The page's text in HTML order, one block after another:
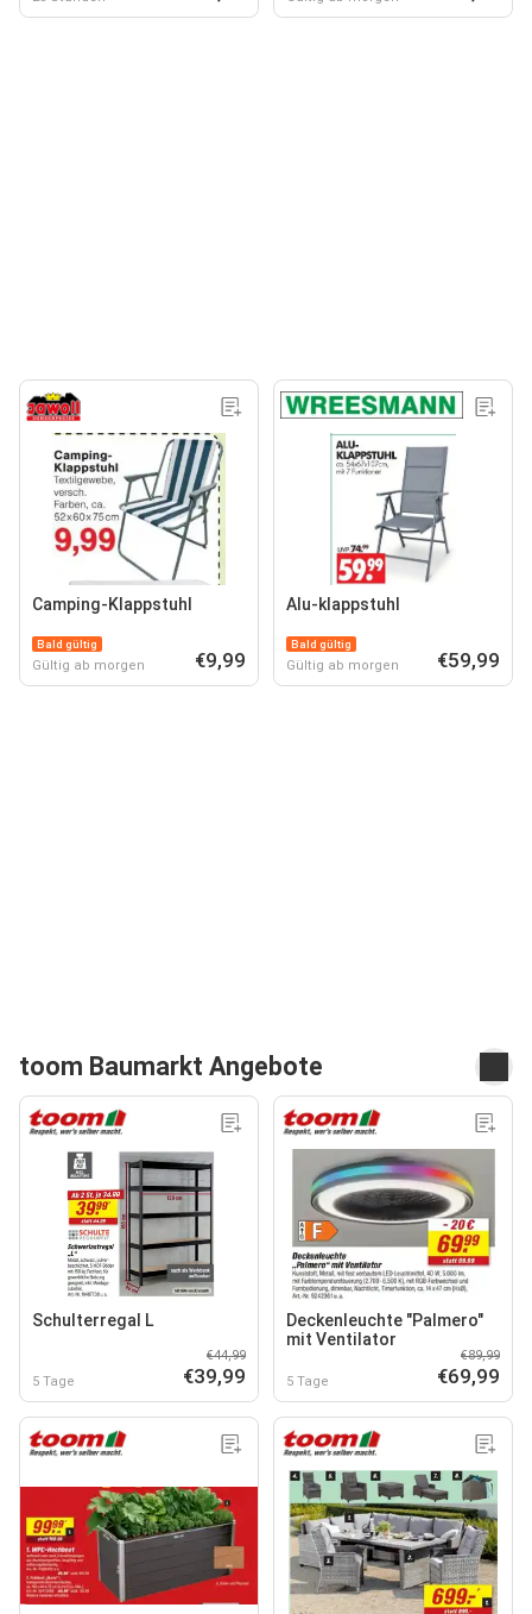
Camping-Klappstuhl
Bald gültig
Gültig ab morgen €9,99
Alu-klappstuhl
Bald gültig
Gültig ab morgen €59,99
toom Baumarkt Angebote
Schulterregal L
5 Tage
€44,99
€39,99
Deckenleuchte "Palmero"
mit Ventilator
5 Tage
€89,99
€69,99